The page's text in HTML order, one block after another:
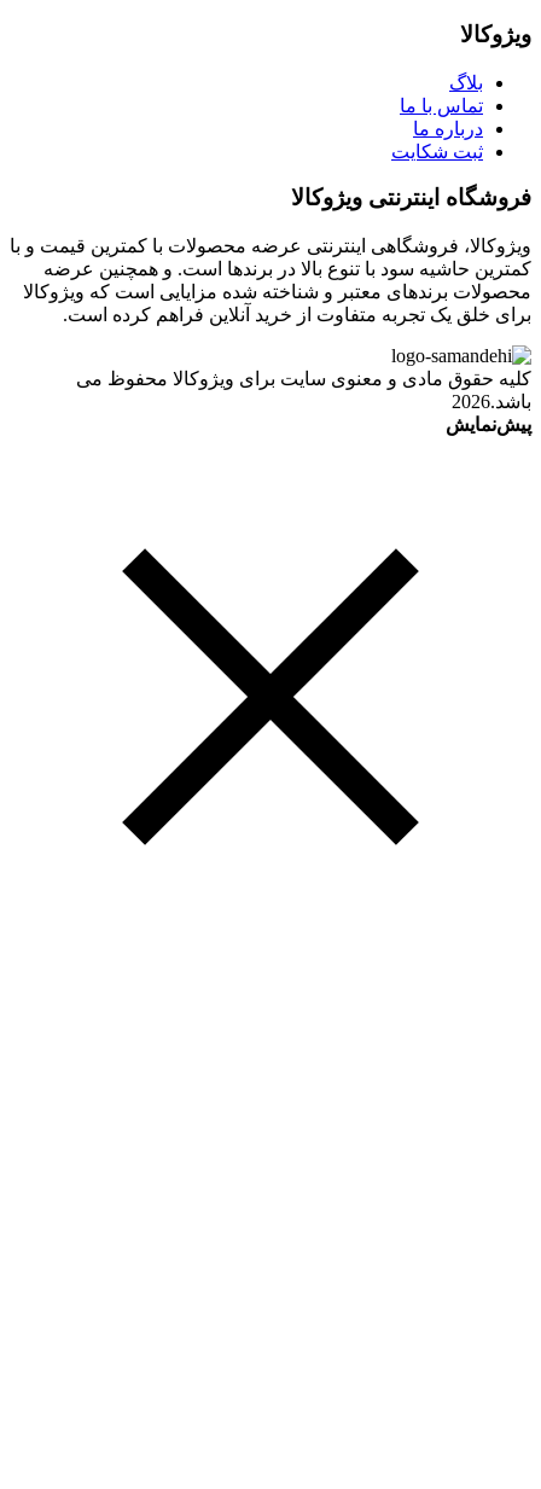
ویژوکالا
بلاگ
تماس با ما
درباره ما
ثبت شکایت
فروشگاه اینترنتی ویژوکالا
ویژوکالا، فروشگاهی اینترنتی عرضه محصولات با کمترین قیمت و با
کمترین حاشیه سود با تنوع بالا در برندها است. و همچنین عرضه
محصولات برندهای معتبر و شناخته شده مزایایی است که ویژوکالا
برای خلق یک تجربه متفاوت از خرید آنلاین فراهم کرده است.
کلیه حقوق مادی و معنوی سایت برای ویژوکالا محفوظ می
باشد.2026
پیش‌نمایش